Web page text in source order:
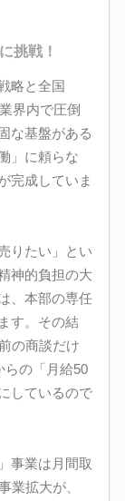
挑戦！
略と全国
界内で圧倒
な基盤がある
」に頼らな
完成していま
りたい」とい
神的負担の大
、本部の専任
す。その結
の商談だけ
らの「月給50
しているので
事業は月間取
業拡大が、